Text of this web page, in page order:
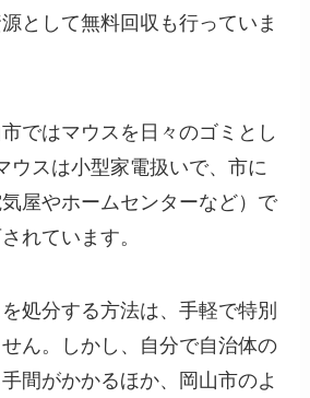
として無料回収も行っていま
ではマウスを日々のゴミとし
ウスは小型家電扱いで、市に
屋やホームセンターなど）で
れています。
処分する方法は、手軽で特別
ん。しかし、自分で自治体の
間がかかるほか、岡山市のよ